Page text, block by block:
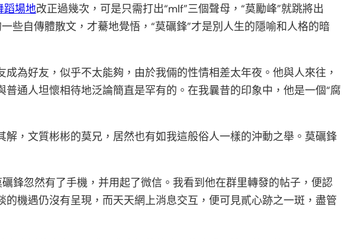
蹈場地改正過幾次，可是只需打出“mlf”三個聲母，“莫勵峰”就跳將出
些自傳體散文，才驀地覺悟，“莫礪鋒”才是別人生的隱喻和人格的暗
為好友，似乎不太能夠，由於我倆的性情相差太年夜。他與人來往，
通人坦懷相待地泛論簡直是罕有的。在我曩昔的印象中，他是一個“腐
，文質彬彬的莫兄，居然也有如我這般俗人一樣的沖動之舉。莫礪鋒
鋒忽然有了手機，并用起了微信。我看到他在群里轉發的帖子，便認
機遇仍沒有呈現，而天天網上消息交互，便可見貳心跡之一斑，盡管